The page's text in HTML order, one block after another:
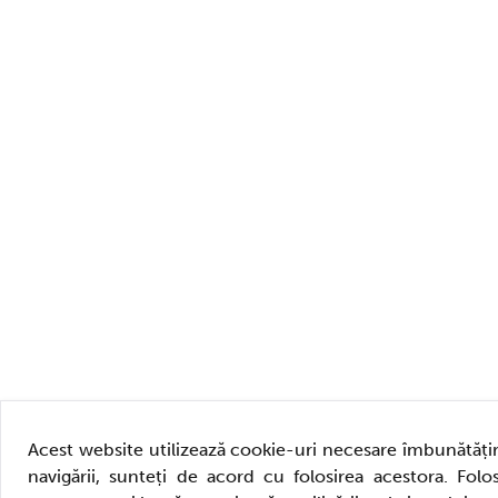
Acest website utilizează cookie-uri necesare
navigării, sunteți de acord cu folosirea acestora.